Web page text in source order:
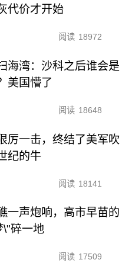
代价才开始
阅读 18972
海湾：沙科之后谁会是
美国懵了
阅读 18648
厉一击，终结了美军吹
纪的牛
阅读 18141
一声炮响，高市早苗的
\"碎一地
阅读 17509